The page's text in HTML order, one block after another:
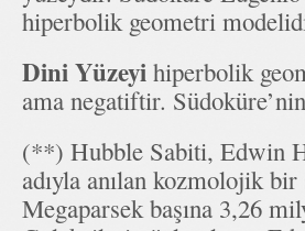
hiperbolik geometri
Dini Yüzeyi hiperbolik
ama negatiftir.
(**) Hubble Sabiti, Edwin
adıyla anılan kozmolojik
Megaparsek başına 3,26